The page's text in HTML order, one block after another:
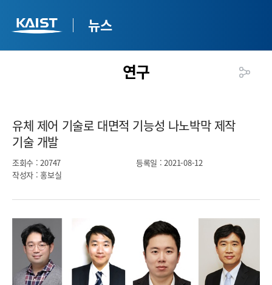
뉴스
연구
유체 제어 기술로 대면적 기능성 나노박막 제작
기술 개발​
조회수 : 20747 등록일 : 2021-08-12
작성자 : 홍보실